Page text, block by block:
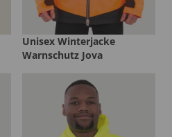
Unisex Winterjacke
Warnschutz Jova